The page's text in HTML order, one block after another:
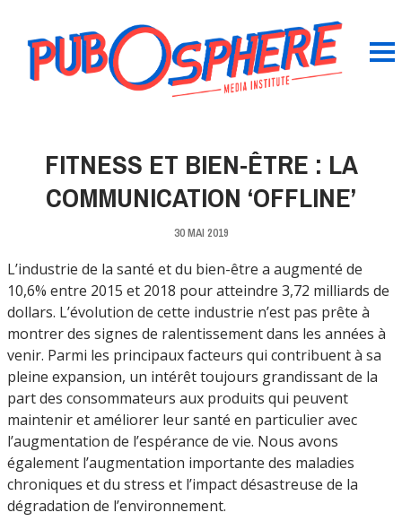
FITNESS ET BIEN-ÊTRE : LA
COMMUNICATION ‘OFFLINE’
30 MAI 2019
L’industrie de la santé et du bien-être a augmenté de
10,6% entre 2015 et 2018 pour atteindre 3,72 milliards de
dollars. L’évolution de cette industrie n’est pas prête à
montrer des signes de ralentissement dans les années à
venir. Parmi les principaux facteurs qui contribuent à sa
pleine expansion, un intérêt toujours grandissant de la
part des consommateurs aux produits qui peuvent
maintenir et améliorer leur santé en particulier avec
l’augmentation de l’espérance de vie. Nous avons
également l’augmentation importante des maladies
chroniques et du stress et l’impact désastreuse de la
dégradation de l’environnement.